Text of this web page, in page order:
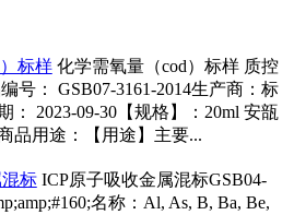
标样化学需氧量（cod）标样 质控
号： GSB07-3161-2014生产商：标
： 2023-09-30【规格】：20ml 安瓿
品用途：【用途】主要...
标ICP原子吸收金属混标GSB04-
名称：Al, As, B, Ba, Be,